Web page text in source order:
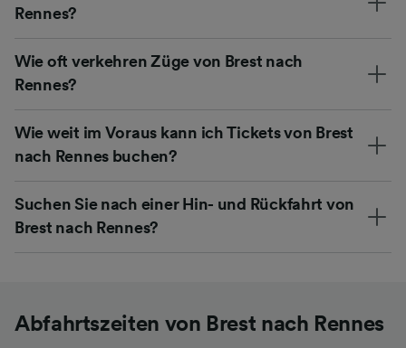
Rennes?
Wie oft verkehren Züge von Brest nach
Rennes?
Wie weit im Voraus kann ich Tickets von Brest
nach Rennes buchen?
Suchen Sie nach einer Hin- und Rückfahrt von
Brest nach Rennes?
Abfahrtszeiten von Brest nach Rennes